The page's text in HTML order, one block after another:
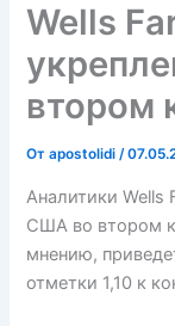
Wells
втором
Отapostolidi/
Аналитики Wells
США во втором
мнению,
отметки 1,10 к